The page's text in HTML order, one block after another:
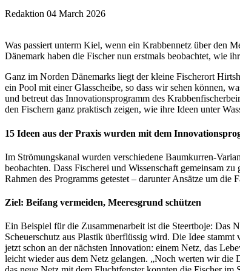
Redaktion 04 March 2026
Was passiert unterm Kiel, wenn ein Krabbennetz über den
Dänemark haben die Fischer nun erstmals beobachtet, wie
Ganz im Norden Dänemarks liegt der kleine Fischerort
ein Pool mit einer Glasscheibe, so dass wir sehen können,
und betreut das Innovationsprogramm des
den Fischern ganz praktisch zeigen, wie ihre Ideen unter
15 Ideen aus der Praxis wurden mit dem
Im Strömungskanal wurden verschiedene Baumkurren-
beobachten. Dass Fischerei und Wissenschaft gemeinsam
Rahmen des Programms getestet – darunter Ansätze um
Ziel: Beifang vermeiden, Meeresgrund schützen
Ein Beispiel für die Zusammenarbeit ist die Steertboje: Das
Scheuerschutz aus Plastik überflüssig wird. Die Idee
jetzt schon an der nächsten Innovation: einem Netz, das
leicht wieder aus dem Netz gelangen. „Noch werten wir die